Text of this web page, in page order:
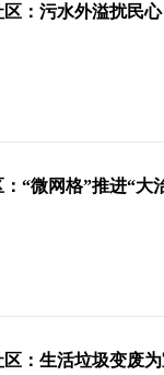
：污水外溢扰民
“微网格”推进“大
：生活垃圾变废